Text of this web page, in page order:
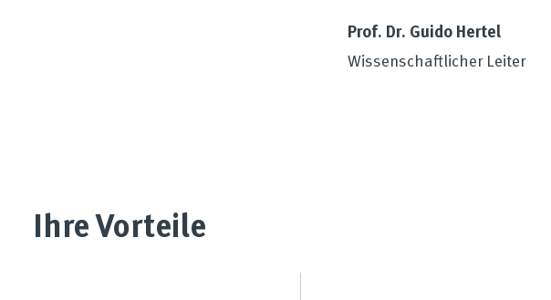
Prof. Dr. Guido Hertel
Wissenschaftlicher Leiter
Ihre Vorteile